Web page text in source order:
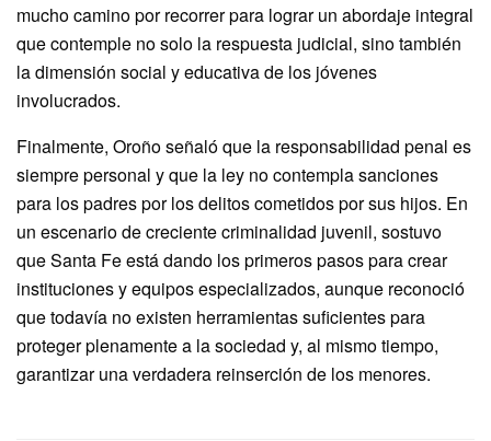
mucho camino por recorrer para lograr un abordaje integral
que contemple no solo la respuesta judicial, sino también
la dimensión social y educativa de los jóvenes
involucrados.
Finalmente, Oroño señaló que la responsabilidad penal es
siempre personal y que la ley no contempla sanciones
para los padres por los delitos cometidos por sus hijos. En
un escenario de creciente criminalidad juvenil, sostuvo
que Santa Fe está dando los primeros pasos para crear
instituciones y equipos especializados, aunque reconoció
que todavía no existen herramientas suficientes para
proteger plenamente a la sociedad y, al mismo tiempo,
garantizar una verdadera reinserción de los menores.